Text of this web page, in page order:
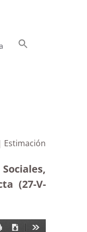
Estimación
(27-V-